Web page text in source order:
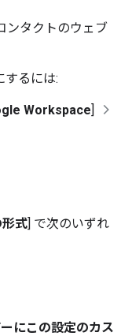
ンタクトのウェブ
するには:
Workspace]
式] で次のいずれ
にこの設定のカス